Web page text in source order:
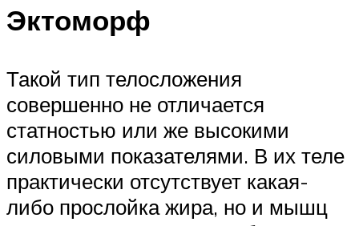
Эктоморф
Такой тип телосложения
совершенно не отличается
статностью или же высокими
силовыми показателями. В их теле
практически отсутствует какая-
либо прослойка жира, но и мышц